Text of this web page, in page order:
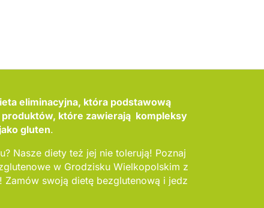
eliminacyjna, która podstawową
które zawierają kompleksy
gluten.
Nasze diety też jej nie tolerują! Poznaj
w Grodzisku Wielkopolskim z
swoją dietę bezglutenową i jedz